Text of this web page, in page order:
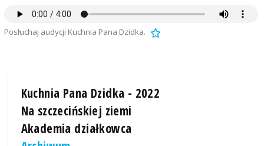
Posłuchaj audycji Kuchnia Pana Dzidka.
Kuchnia Pana Dzidka - 2022
Na szczecińskiej ziemi
Akademia działkowca